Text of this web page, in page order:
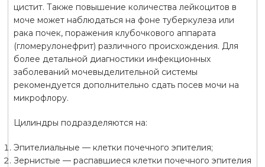
цистит. Также повышение количества лейкоцитов в
моче может наблюдаться на фоне туберкулеза или
рака почек, поражения клубочкового аппарата
(гломерулонефрит) различного происхождения. Для
более детальной диагностики инфекционных
заболеваний мочевыделительной системы
рекомендуется дополнительно сдать посев мочи на
микрофлору.
Цилиндры подразделяются на:
Эпителиальные — клетки почечного эпителия;
Зернистые — распавшиеся клетки почечного эпителия